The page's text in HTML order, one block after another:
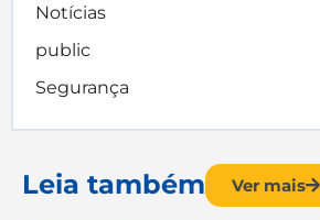
Notícias
public
Segurança
Leia também Ver mais